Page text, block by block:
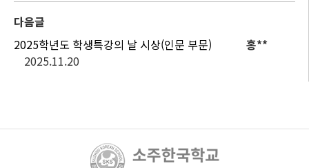
다음글
2025학년도 학생특강의 날 시상(인문 부문)
홍**
2025.11.20